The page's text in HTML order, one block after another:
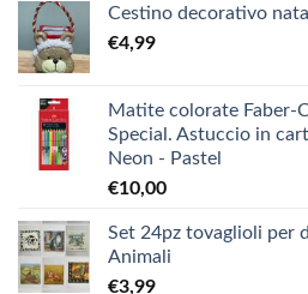
Cestino decorativo
€4,99
Matite colorate Faber-
Special. Astuccio in
Neon - Pastel
€10,00
Set 24pz tovaglioli per
Animali
€3,99